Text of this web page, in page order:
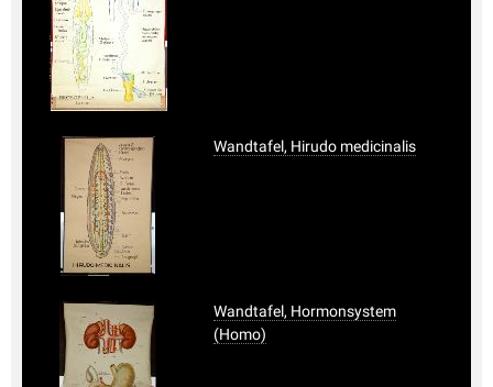
Wandtafel, Hirudo medicinalis
Wandtafel, Hormonsystem
(Homo)